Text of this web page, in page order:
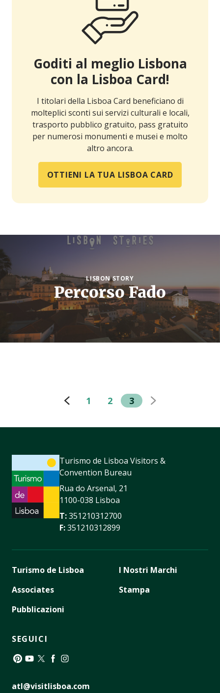
Goditi al meglio Lisbona
con la Lisboa Card!
I titolari della Lisboa Card beneficiano di
molteplici sconti sui servizi culturali e locali,
trasporto pubblico gratuito, pass gratuito
per numerosi monumenti e musei e molto
altro ancora.
OTTIENI LA TUA LISBOA CARD
LISBON STORY
Percorso Fado
1 2 3
Turismo de Lisboa Visitors &
Convention Bureau
Rua do Arsenal, 21
1100-038 Lisboa
T:351210312700
F:351210312899
Turismo de Lisboa
Associates
Pubblicazioni
I Nostri Marchi
Stampa
SEGUICI
atl@visitlisboa.com